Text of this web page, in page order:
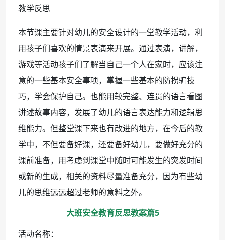
教学反思
本节课主要针对幼儿的安全设计的一堂教学活动，利
用孩子们喜欢的情景表演来开展。通过表演，讲解，
游戏等活动孩子们了解当自己一个人在家时，应该注
意的一些基本安全事项，掌握一些基本的防拐骗技
巧，学会保护自己。也能用较完整、连贯的语言看图
讲述故事内容，发展了幼儿的语言表达能力和逻辑思
维能力。但整堂课下来也有改进的地方，在今后的教
学中，不但要备好课，还要备好幼儿，要做好充分的
课前准备，用考虑到课堂中随时可能发生的突发时间
或新的生成，相关的资料尽量准备充分，因为有些幼
儿的思维远远超过老师的意料之外。
大班安全教育反思教案篇5
活动名称：